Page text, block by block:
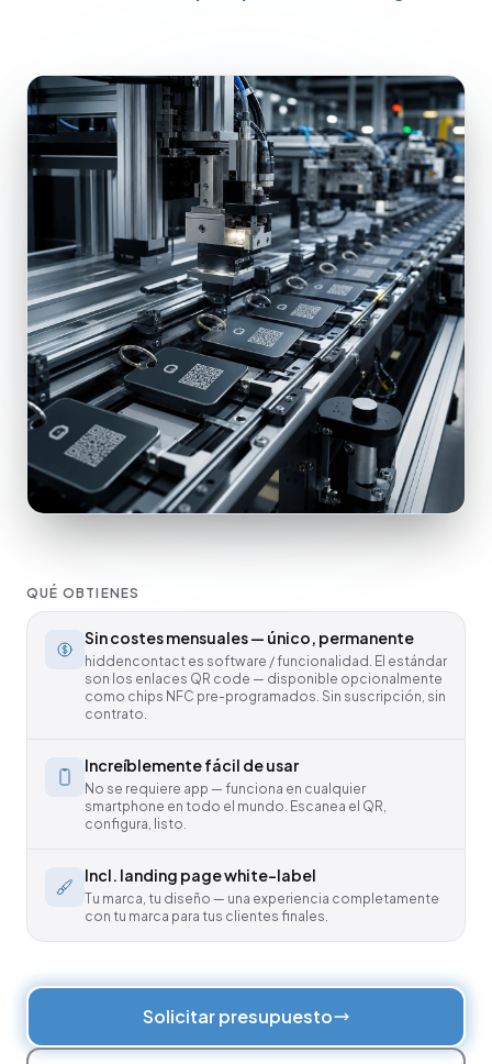
QUÉ OBTIENES
Sin costes mensuales — único, permanente
hiddencontact es software / funcionalidad. El estándar
son los enlaces QR code — disponible opcionalmente
como chips NFC pre-programados. Sin suscripción, sin
contrato.
Increíblemente fácil de usar
No se requiere app — funciona en cualquier
smartphone en todo el mundo. Escanea el QR,
configura, listo.
Incl. landing page white-label
Tu marca, tu diseño — una experiencia completamente
con tu marca para tus clientes finales.
Solicitar presupuesto